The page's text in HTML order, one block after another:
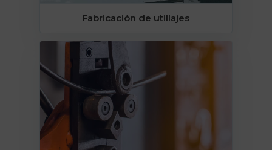
Fabricación de utillajes